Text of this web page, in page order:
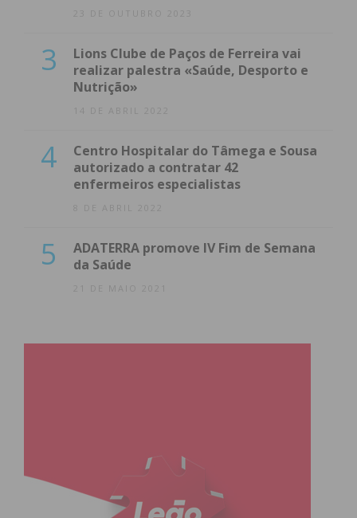
23 DE OUTUBRO 2023
3
Lions Clube de Paços de Ferreira vai
realizar palestra «Saúde, Desporto e
Nutrição»
14 DE ABRIL 2022
4
Centro Hospitalar do Tâmega e Sousa
autorizado a contratar 42
enfermeiros especialistas
8 DE ABRIL 2022
5
ADATERRA promove IV Fim de Semana
da Saúde
21 DE MAIO 2021